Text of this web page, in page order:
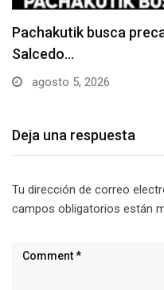
Choque entre dos
junio 24, 2026
Deja una respuesta
Tu dirección de correo
campos obligatorios están